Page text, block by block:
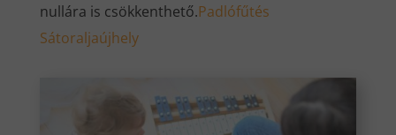
nullára is csökkenthető.Padlófűtés
Sátoraljaújhely